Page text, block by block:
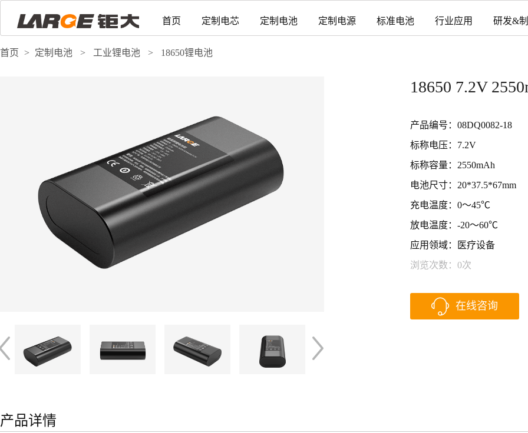
首页 定制电芯 定制电池 定制电源 标准电池 行业应用 研发&
首页 > 定制电池 > 工业锂电池 > 18650锂电池
18650 7.2V
产品编号：08DQ0082-18
标称电压：7.2V
标称容量：2550mAh
电池尺寸：20*37.5*67mm
充电温度：0～45℃
放电温度：-20～60℃
应用领域：医疗设备
浏览次数： 0次
在线咨询
产品详情